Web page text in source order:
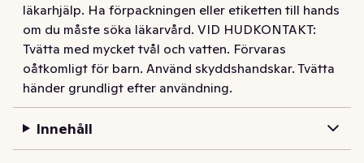
läkarhjälp. Ha förpackningen eller etiketten till hands
om du måste söka läkarvård. VID HUDKONTAKT:
Tvätta med mycket tvål och vatten. Förvaras
oåtkomligt för barn. Använd skyddshandskar. Tvätta
händer grundligt efter användning.
Innehåll